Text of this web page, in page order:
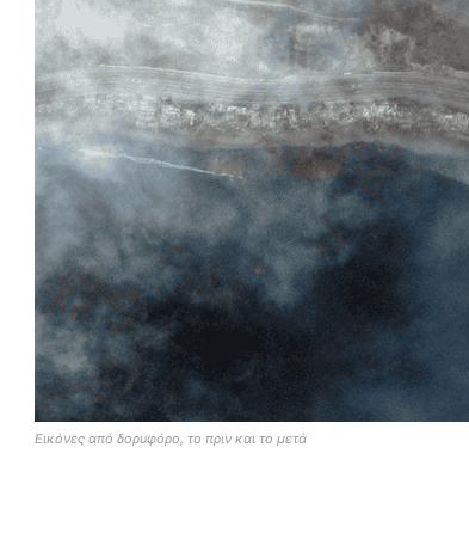
Εικόνες από δορυφόρο, το πριν και το μετά